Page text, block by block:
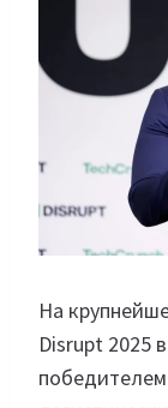
На
Disrupt 2025